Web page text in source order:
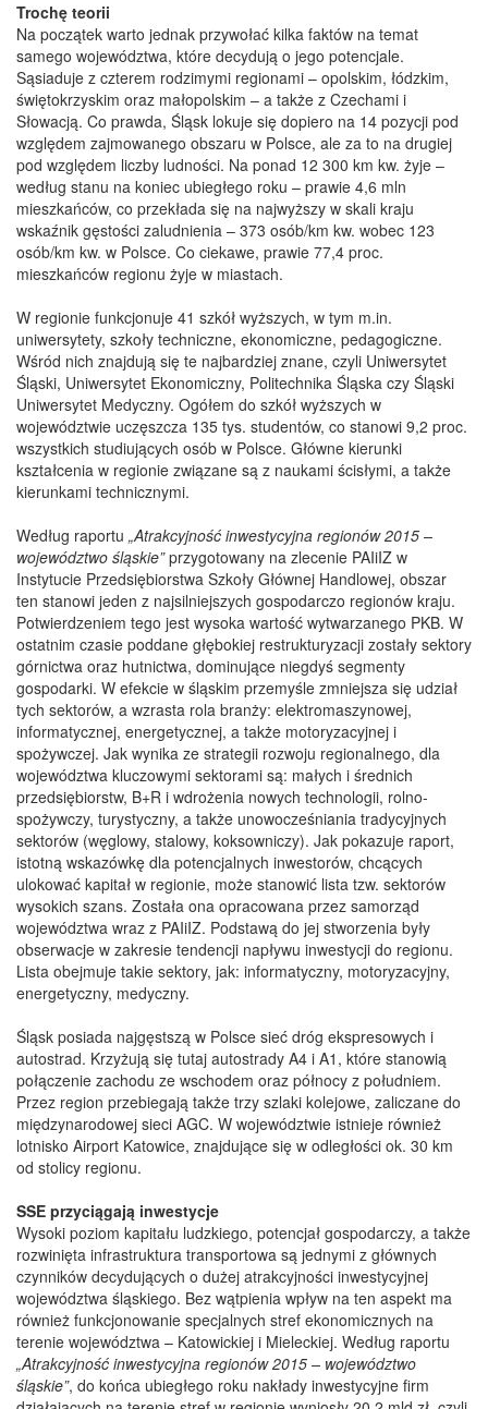
Trochę teorii
Na początek warto jednak przywołać kilka faktów na temat
samego województwa, które decydują o jego potencjale.
Sąsiaduje z czterem rodzimymi regionami – opolskim, łódzkim,
świętokrzyskim oraz małopolskim – a także z Czechami i
Słowacją. Co prawda, Śląsk lokuje się dopiero na 14 pozycji pod
względem zajmowanego obszaru w Polsce, ale za to na drugiej
pod względem liczby ludności. Na ponad 12 300 km kw. żyje –
według stanu na koniec ubiegłego roku – prawie 4,6 mln
mieszkańców, co przekłada się na najwyższy w skali kraju
wskaźnik gęstości zaludnienia – 373 osób/km kw. wobec 123
osób/km kw. w Polsce. Co ciekawe, prawie 77,4 proc.
mieszkańców regionu żyje w miastach.
W regionie funkcjonuje 41 szkół wyższych, w tym m.in.
uniwersytety, szkoły techniczne, ekonomiczne, pedagogiczne.
Wśród nich znajdują się te najbardziej znane, czyli Uniwersytet
Śląski, Uniwersytet Ekonomiczny, Politechnika Śląska czy Śląski
Uniwersytet Medyczny. Ogółem do szkół wyższych w
województwie uczęszcza 135 tys. studentów, co stanowi 9,2 proc.
wszystkich studiujących osób w Polsce. Główne kierunki
kształcenia w regionie związane są z naukami ścisłymi, a także
kierunkami technicznymi.
Według raportu „Atrakcyjność inwestycyjna regionów 2015 –
województwo śląskie”przygotowany na zlecenie PAIiIZ w
Instytucie Przedsiębiorstwa Szkoły Głównej Handlowej, obszar
ten stanowi jeden z najsilniejszych gospodarczo regionów kraju.
Potwierdzeniem tego jest wysoka wartość wytwarzanego PKB. W
ostatnim czasie poddane głębokiej restrukturyzacji zostały sektory
górnictwa oraz hutnictwa, dominujące niegdyś segmenty
gospodarki. W efekcie w śląskim przemyśle zmniejsza się udział
tych sektorów, a wzrasta rola branży: elektromaszynowej,
informatycznej, energetycznej, a także motoryzacyjnej i
spożywczej. Jak wynika ze strategii rozwoju regionalnego, dla
województwa kluczowymi sektorami są: małych i średnich
przedsiębiorstw, B+R i wdrożenia nowych technologii, rolno-
spożywczy, turystyczny, a także unowocześniania tradycyjnych
sektorów (węglowy, stalowy, koksowniczy). Jak pokazuje raport,
istotną wskazówkę dla potencjalnych inwestorów, chcących
ulokować kapitał w regionie, może stanowić lista tzw. sektorów
wysokich szans. Została ona opracowana przez samorząd
województwa wraz z PAIiIZ. Podstawą do jej stworzenia były
obserwacje w zakresie tendencji napływu inwestycji do regionu.
Lista obejmuje takie sektory, jak: informatyczny, motoryzacyjny,
energetyczny, medyczny.
Śląsk posiada najgęstszą w Polsce sieć dróg ekspresowych i
autostrad. Krzyżują się tutaj autostrady A4 i A1, które stanowią
połączenie zachodu ze wschodem oraz północy z południem.
Przez region przebiegają także trzy szlaki kolejowe, zaliczane do
międzynarodowej sieci AGC. W województwie istnieje również
lotnisko Airport Katowice, znajdujące się w odległości ok. 30 km
od stolicy regionu.
SSE przyciągają inwestycje
Wysoki poziom kapitału ludzkiego, potencjał gospodarczy, a także
rozwinięta infrastruktura transportowa są jednymi z głównych
czynników decydujących o dużej atrakcyjności inwestycyjnej
województwa śląskiego. Bez wątpienia wpływ na ten aspekt ma
również funkcjonowanie specjalnych stref ekonomicznych na
terenie województwa – Katowickiej i Mieleckiej. Według raportu
„Atrakcyjność inwestycyjna regionów 2015 – województwo
śląskie”, do końca ubiegłego roku nakłady inwestycyjne firm